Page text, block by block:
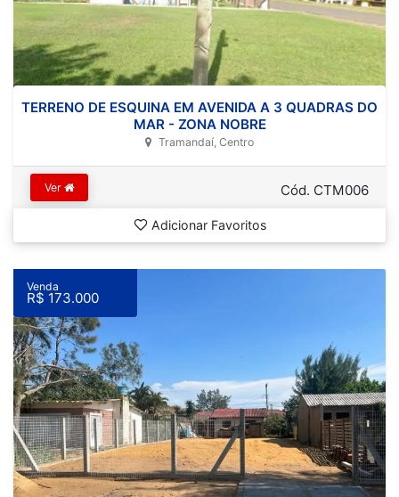
TERRENO DE ESQUINA EM AVENIDA A 3 QUADRAS DO
MAR - ZONA NOBRE
Tramandaí, Centro
Ver Cód. CTM006
Adicionar Favoritos
Venda
R$ 173.000